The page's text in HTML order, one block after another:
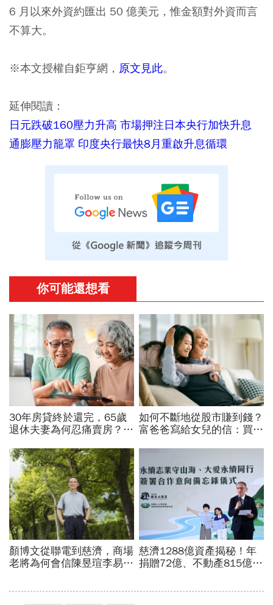
6 月以來外資約匯出 50 億美元，惟金額對外資而言
不算大。
※本文授權自鉅亨網， 原文見此。
延伸閱讀：
日元跌破160壓力升高 市場押注日本央行加快升息
通膨壓力籠罩 印度央行最快8月重啟升息循環